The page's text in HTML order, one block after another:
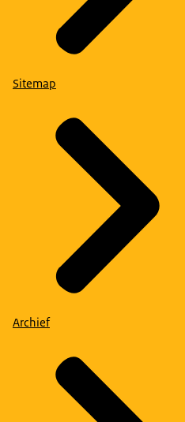
Sitemap
Archief